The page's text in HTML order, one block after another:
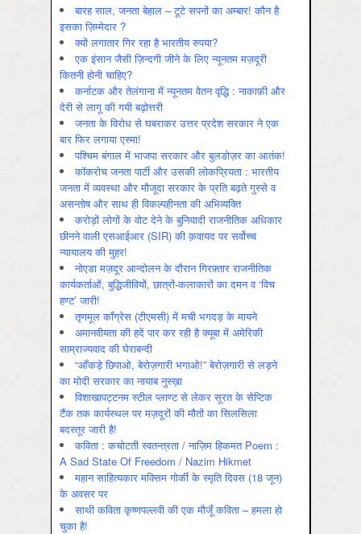
बारह साल, जनता बेहाल – टूटे सपनों का अम्बार! कौन है
इसका ज़िम्मेदार ?
क्यों लगातार गिर रहा है भारतीय रुपया?
एक इंसान जैसी ज़िन्दगी जीने के लिए न्यूनतम मज़दूरी
कितनी होनी चाहिए?
कर्नाटक और तेलंगाना में न्यूनतम वेतन वृद्धि : नाकाफ़ी और
देरी से लागू की गयी बढ़ोत्तरी
जनता के विरोध से घबराकर उत्तर प्रदेश सरकार ने एक
बार फिर लगाया एस्मा!
पश्चिम बंगाल में भाजपा सरकार और बुलडोज़र का आतंक!
कॉकरोच जनता पार्टी और उसकी लोकप्रियता : भारतीय
जनता में व्‍यवस्‍था और मौजूदा सरकार के प्रति बढ़ते गुस्‍से व
असन्‍तोष और साथ ही विकल्‍पहीनता की अभिव्‍यक्ति
करोड़ों लोगों के वोट देने के बुनियादी राजनीतिक अधिकार
छीनने वाली एसआईआर (SIR) की क़वायद पर सर्वोच्च
न्यायालय की मुहर!
नोएडा मज़दूर आन्दोलन के दौरान गिरफ़्तार राजनीतिक
कार्यकर्ताओं, बुद्धिजीवियों, छात्रों-कलाकारों का दमन व ‘विच
हण्ट’ जारी!
तृणमूल काँग्रेस (टीएमसी) में मची भगदड़ के मायने
अमानवीयता की हदें पार कर रही है क्यूबा में अमेरिकी
साम्राज्यवाद की घेराबन्दी
“आँकड़े छिपाओ, बेरोज़गारी भगाओ!” बेरोज़गारी से लड़ने
का मोदी सरकार का नायाब नुस्ख़ा
विशाखापट्टनम स्टील प्लाण्ट से लेकर सूरत के सेप्टिक
टैंक तक कार्यस्थल पर मज़दूरों की मौतों का सिलसिला
बदस्तूर जारी है!
कविता : कचोटती स्वतन्त्रता / नाज़िम हिकमत Poem :
A Sad State Of Freedom / Nazim Hikmet
महान साहित्यकार मक्सिम गोर्की के स्मृति दिवस (18 जून)
के अवसर पर
साथी कविता कृष्णपल्लवी की एक मौजूँ कविता – हमला हो
चुका है!